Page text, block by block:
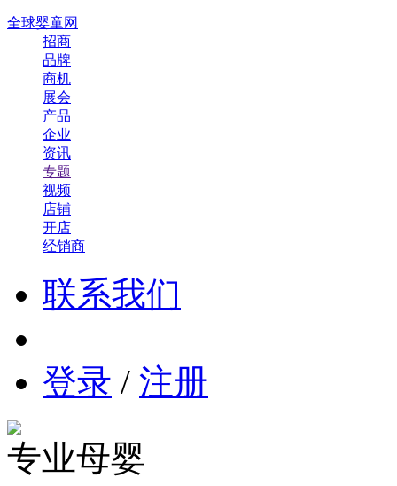
全球婴童网
招商
品牌
商机
展会
产品
企业
资讯
专题
视频
店铺
开店
经销商
联系我们
登录 / 注册
专业母婴